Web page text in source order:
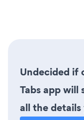
Undecided if
Tabs app will
all the details